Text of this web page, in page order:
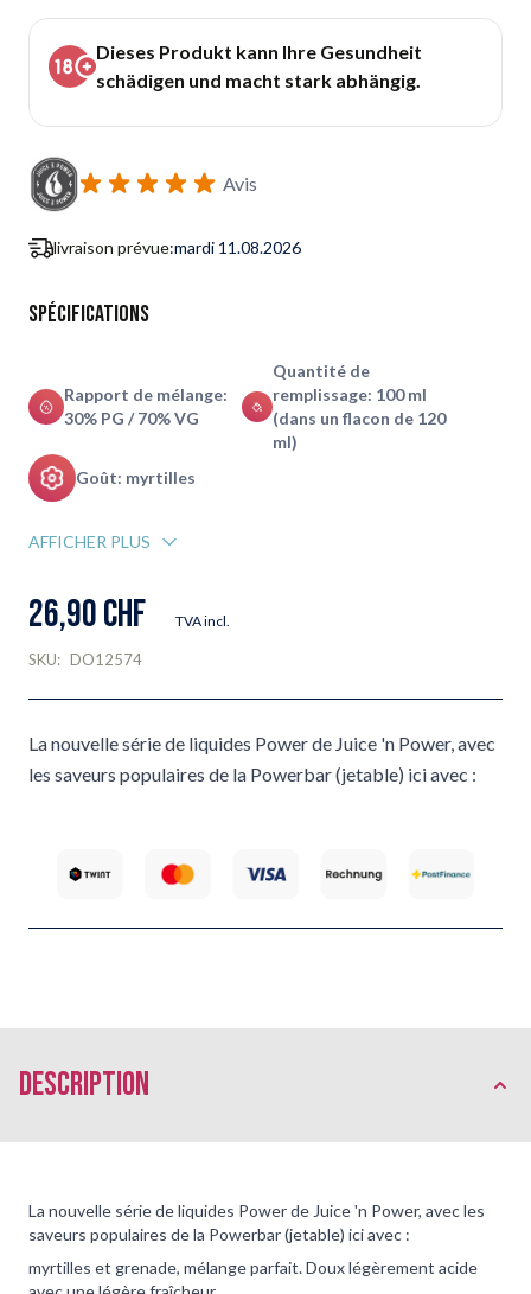
Dieses Produkt kann Ihre Gesundheit
schädigen und macht stark abhängig.
Avis
livraison prévue:mardi 11.08.2026
Spécifications
Rapport de mélange:
30% PG / 70% VG
Quantité de
remplissage: 100 ml
(dans un flacon de 120
ml)
Goût: myrtilles
AFFICHER PLUS
26,90 CHF TVA incl.
SKU: DO12574
La nouvelle série de liquides Power de Juice 'n Power, avec
les saveurs populaires de la Powerbar (jetable) ici avec :
Description
La nouvelle série de liquides Power de Juice 'n Power, avec les
saveurs populaires de la Powerbar (jetable) ici avec :
myrtilles et grenade, mélange parfait. Doux légèrement acide